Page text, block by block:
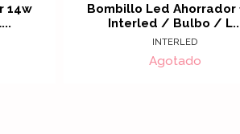
14w
Bombillo Led Ahorrador
Interled / Bulbo /
INTERLED
Agotado